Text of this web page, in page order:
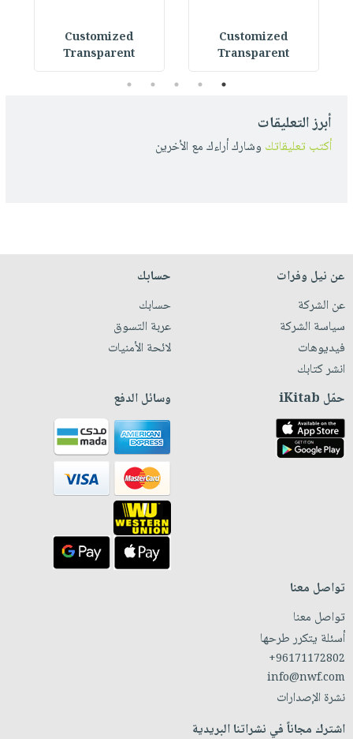
Customized
Transparent
Customized
Transparent
1
2
3
4
5
أبرز التعليقات
أكتب تعليقاتك وشارك أراءك مع الأخرين
عن نيل وفرات
عن الشركة
سياسة الشركة
فيديوهات
انشر كتابك
حسابك
حسابك
عربة التسوق
لائحة الأمنيات
حمّل iKitab وسائل الدفع
تواصل معنا
تواصل معنا
أسئلة يتكرر طرحها
+96171172802
info@nwf.com
نشرة الإصدارات
اشترك مجاناً في نشراتنا البريدية